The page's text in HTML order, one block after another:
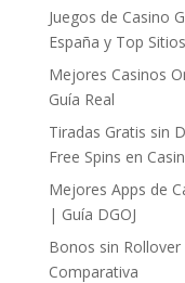
Juegos de Casino
España y Top Sitios
Mejores Casinos
Guía Real
Tiradas Gratis sin
Free Spins en
Mejores Apps de
| Guía DGOJ
Bonos sin
Comparativa